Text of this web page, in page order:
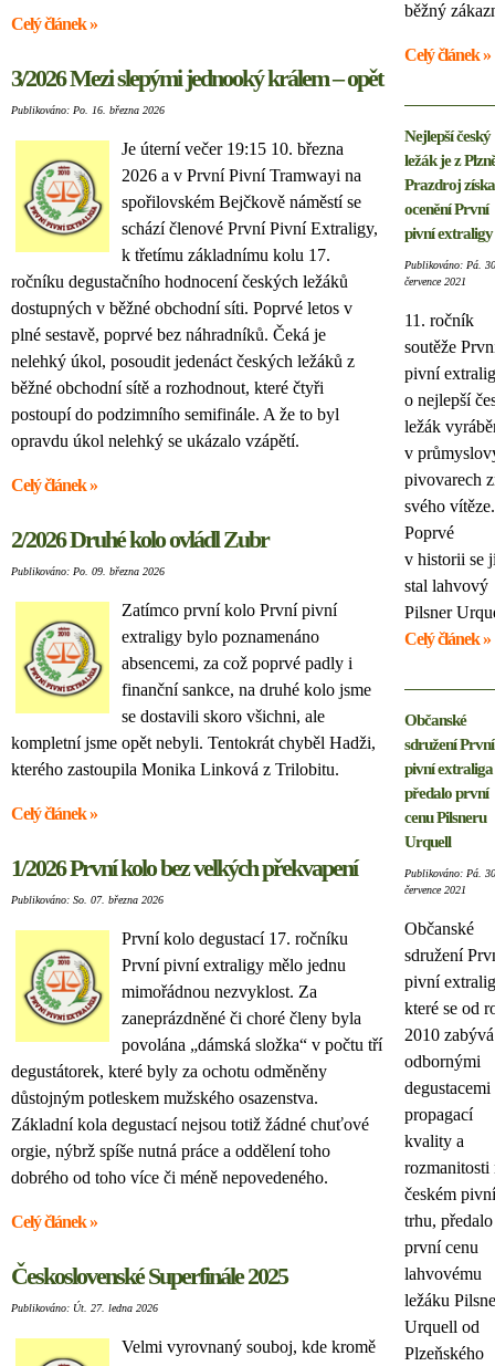
Celý článek »
3/2026 Mezi slepými jednooký králem – opět
Publikováno: Po. 16. března 2026
Je úterní večer 19:15 10. března
2026 a v První Pivní Tramwayi na
spořilovském Bejčkově náměstí se
schází členové První Pivní Extraligy,
k třetímu základnímu kolu 17.
ročníku degustačního hodnocení českých ležáků
dostupných v běžné obchodní síti. Poprvé letos v
plné sestavě, poprvé bez náhradníků. Čeká je
nelehký úkol, posoudit jedenáct českých ležáků z
běžné obchodní sítě a rozhodnout, které čtyři
postoupí do podzimního semifinále. A že to byl
opravdu úkol nelehký se ukázalo vzápětí.
Celý článek »
2/2026 Druhé kolo ovládl Zubr
Publikováno: Po. 09. března 2026
Zatímco první kolo První pivní
extraligy bylo poznamenáno
absencemi, za což poprvé padly i
finanční sankce, na druhé kolo jsme
se dostavili skoro všichni, ale
kompletní jsme opět nebyli. Tentokrát chyběl Hadži,
kterého zastoupila Monika Linková z Trilobitu.
Celý článek »
1/2026 První kolo bez velkých překvapení
Publikováno: So. 07. března 2026
První kolo degustací 17. ročníku
První pivní extraligy mělo jednu
mimořádnou nezvyklost. Za
zaneprázdněné či choré členy byla
povolána „dámská složka“ v počtu tří
degustátorek, které byly za ochotu odměněny
důstojným potleskem mužského osazenstva.
Základní kola degustací nejsou totiž žádné chuťové
orgie, nýbrž spíše nutná práce a oddělení toho
dobrého od toho více či méně nepovedeného.
Celý článek »
Československé Superfinále 2025
Publikováno: Út. 27. ledna 2026
Velmi vyrovnaný souboj, kde kromě
běžný
Celý článek »
Nejlepší český
ležák je z
Prazdroj
ocenění První
pivní extraligy
Publikováno: Pá.
července 2021
11. ročník
soutěže
pivní
o nejlepší
ležák
v
pivovarech
svého vítěze.
Poprvé
v historii se
stal lahvový
Pilsner
Celý článek »
Občanské
sdružení První
pivní extraliga
předalo první
cenu Pilsneru
Urquell
Publikováno: Pá.
července 2021
Občanské
sdružení
pivní
které se od
2010 zabývá
odbornými
degustacemi
propagací
kvality a
rozmanitosti
českém
trhu, předalo
první cenu
lahvovému
ležáku
Urquell od
Plzeňského